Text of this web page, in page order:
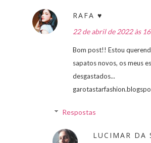
RAFA ♥
22 de abril de 2022 às
Bom post!! Estou
sapatos novos, os meus
desgastados...
Respostas
LUCIMAR DA